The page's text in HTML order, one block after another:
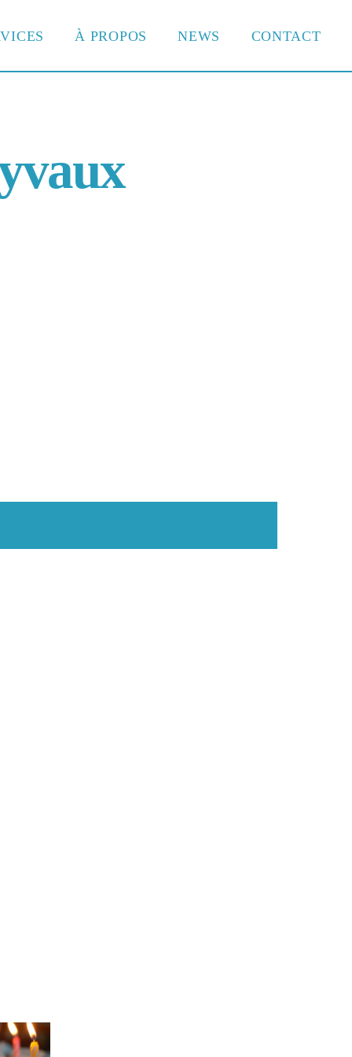
À PROPOS NEWS CONTACT